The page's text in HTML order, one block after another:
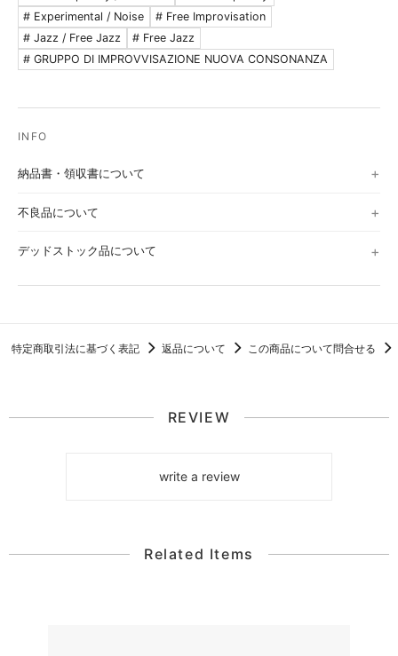
# Experimental / Noise
# Free Improvisation
# Jazz / Free Jazz
# Free Jazz
# GRUPPO DI IMPROVVISAZIONE NUOVA CONSONANZA
納品書・領収書について
不良品について
デッドストック品について
特定商取引法に基づく表記 返品について この商品について問合せる
REVIEW
write a review
Related Items